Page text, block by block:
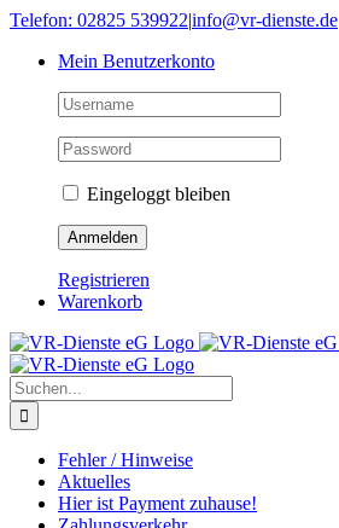
Skip
content
Telefon: 02825 539922|info@vr-dienste.de
Mein Benutzerkonto
Eingeloggt bleiben
Registrieren
Warenkorb
Suche
nach:
Fehler / Hinweise
Aktuelles
Hier ist Payment zuhause!